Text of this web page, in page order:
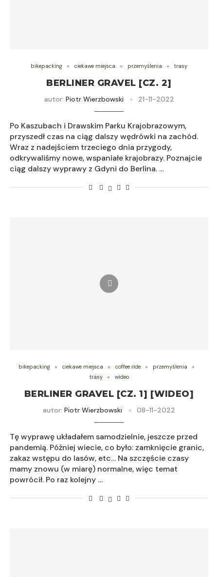
bikepacking ciekawe miejsca przemyślenia trasy
BERLINER GRAVEL [CZ. 2]
autor: Piotr Wierzbowski 21-11-2022
Po Kaszubach i Drawskim Parku Krajobrazowym,
przyszedł czas na ciąg dalszy wędrówki na zachód.
Wraz z nadejściem trzeciego dnia przygody,
odkrywaliśmy nowe, wspaniałe krajobrazy. Poznajcie
ciąg dalszy wyprawy z Gdyni do Berlina. …
bikepacking ciekawe miejsca coffee ride
przemyślenia
trasy
wideo
BERLINER GRAVEL [CZ. 1] [WIDEO]
autor: Piotr Wierzbowski 08-11-2022
Tę wyprawę układałem samodzielnie, jeszcze przed
pandemią. Później wiecie, co było: zamknięcie granic,
zakaz wstępu do lasów, etc… Na szczęście czasy
mamy znowu (w miarę) normalne, więc temat
powrócił. Po raz kolejny …